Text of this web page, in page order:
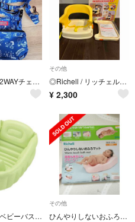
スヌーピー 2WAYチェアベルト
その他
◎Richell / リッチェル ごきげんおすわりチェア
¥ 2,300
リッチェル ベビーバス グリーン
その他
ひんやりしないおふろマット Rピンク(1枚)